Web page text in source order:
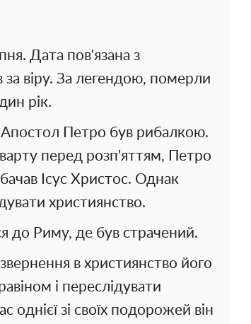
Дата пов'язана з
віру. За легендою, померли
рік.
Петро був рибалкою.
перед розп'яттям, Петро
Ісус Христос. Однак
християнство.
до Риму, де був страчений.
в християнство його
і переслідувати
однієї зі своїх подорожей він